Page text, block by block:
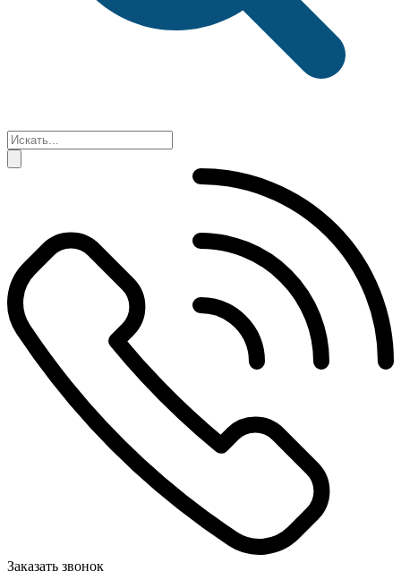
Заказать звонок